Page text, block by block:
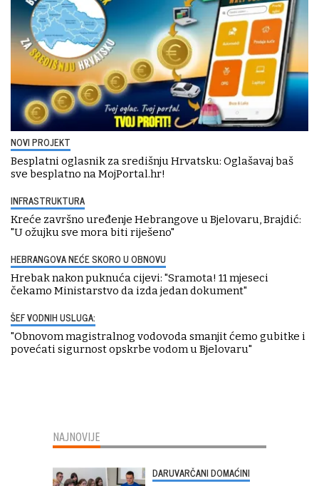
NOVI PROJEKT
Besplatni oglasnik za središnju Hrvatsku: Oglašavaj baš
sve besplatno na MojPortal.hr!
INFRASTRUKTURA
Kreće završno uređenje Hebrangove u Bjelovaru, Brajdić:
"U ožujku sve mora biti riješeno"
HEBRANGOVA NEĆE SKORO U OBNOVU
Hrebak nakon puknuća cijevi: "Sramota! 11 mjeseci
čekamo Ministarstvo da izda jedan dokument"
ŠEF VODNIH USLUGA:
"Obnovom magistralnog vodovoda smanjit ćemo gubitke i
povećati sigurnost opskrbe vodom u Bjelovaru"
NAJNOVIJE
DARUVARČANI DOMAĆINI